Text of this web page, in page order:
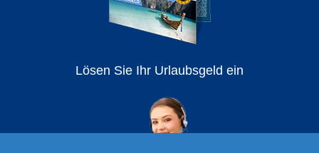
Lösen Sie Ihr Urlaubsgeld ein